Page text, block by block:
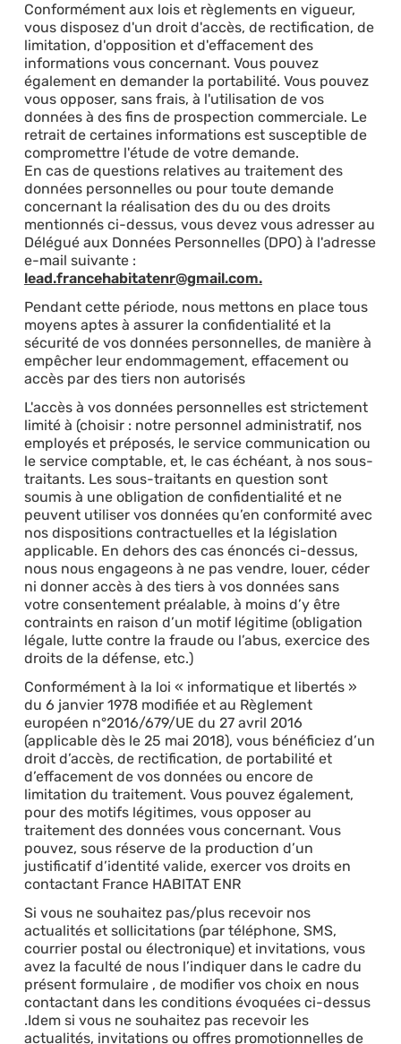
Conformément aux lois et règlements en vigueur,
vous disposez d'un droit d'accès, de rectification, de
limitation, d'opposition et d'effacement des
informations vous concernant. Vous pouvez
également en demander la portabilité. Vous pouvez
vous opposer, sans frais, à l'utilisation de vos
données à des fins de prospection commerciale. Le
retrait de certaines informations est susceptible de
compromettre l'étude de votre demande.
En cas de questions relatives au traitement des
données personnelles ou pour toute demande
concernant la réalisation des du ou des droits
mentionnés ci-dessus, vous devez vous adresser au
Délégué aux Données Personnelles (DPO) à l'adresse
e-mail suivante :
lead.francehabitatenr@gmail.com.
Pendant cette période, nous mettons en place tous
moyens aptes à assurer la confidentialité et la
sécurité de vos données personnelles, de manière à
empêcher leur endommagement, effacement ou
accès par des tiers non autorisés
L'accès à vos données personnelles est strictement
limité à (choisir : notre personnel administratif, nos
employés et préposés, le service communication ou
le service comptable, et, le cas échéant, à nos sous-
traitants. Les sous-traitants en question sont
soumis à une obligation de confidentialité et ne
peuvent utiliser vos données qu’en conformité avec
nos dispositions contractuelles et la législation
applicable. En dehors des cas énoncés ci-dessus,
nous nous engageons à ne pas vendre, louer, céder
ni donner accès à des tiers à vos données sans
votre consentement préalable, à moins d’y être
contraints en raison d’un motif légitime (obligation
légale, lutte contre la fraude ou l’abus, exercice des
droits de la défense, etc.)
Conformément à la loi « informatique et libertés »
du 6 janvier 1978 modifiée et au Règlement
européen n°2016/679/UE du 27 avril 2016
(applicable dès le 25 mai 2018), vous bénéficiez d’un
droit d’accès, de rectification, de portabilité et
d’effacement de vos données ou encore de
limitation du traitement. Vous pouvez également,
pour des motifs légitimes, vous opposer au
traitement des données vous concernant. Vous
pouvez, sous réserve de la production d’un
justificatif d’identité valide, exercer vos droits en
contactant France HABITAT ENR
Si vous ne souhaitez pas/plus recevoir nos
actualités et sollicitations (par téléphone, SMS,
courrier postal ou électronique) et invitations, vous
avez la faculté de nous l’indiquer dans le cadre du
présent formulaire , de modifier vos choix en nous
contactant dans les conditions évoquées ci-dessus
.Idem si vous ne souhaitez pas recevoir les
actualités, invitations ou offres promotionnelles de